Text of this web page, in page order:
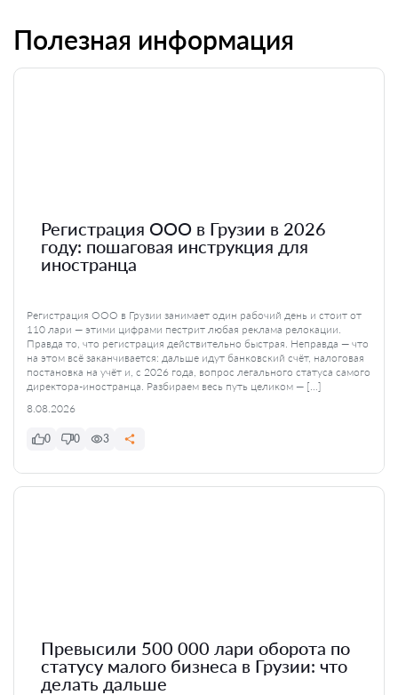
Полезная информация
Регистрация ООО в Грузии в 2026
году: пошаговая инструкция для
иностранца
Регистрация ООО в Грузии занимает один рабочий день и стоит от
110 лари — этими цифрами пестрит любая реклама релокации.
Правда то, что регистрация действительно быстрая. Неправда — что
на этом всё заканчивается: дальше идут банковский счёт, налоговая
постановка на учёт и, с 2026 года, вопрос легального статуса самого
директора-иностранца. Разбираем весь путь целиком — […]
8.08.2026
0 0 3
Превысили 500 000 лари оборота по
статусу малого бизнеса в Грузии: что
делать дальше